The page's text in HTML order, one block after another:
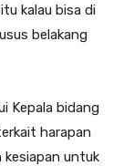
kalau bisa di
belakang
Kepala bidang
harapan
kesiapan untuk